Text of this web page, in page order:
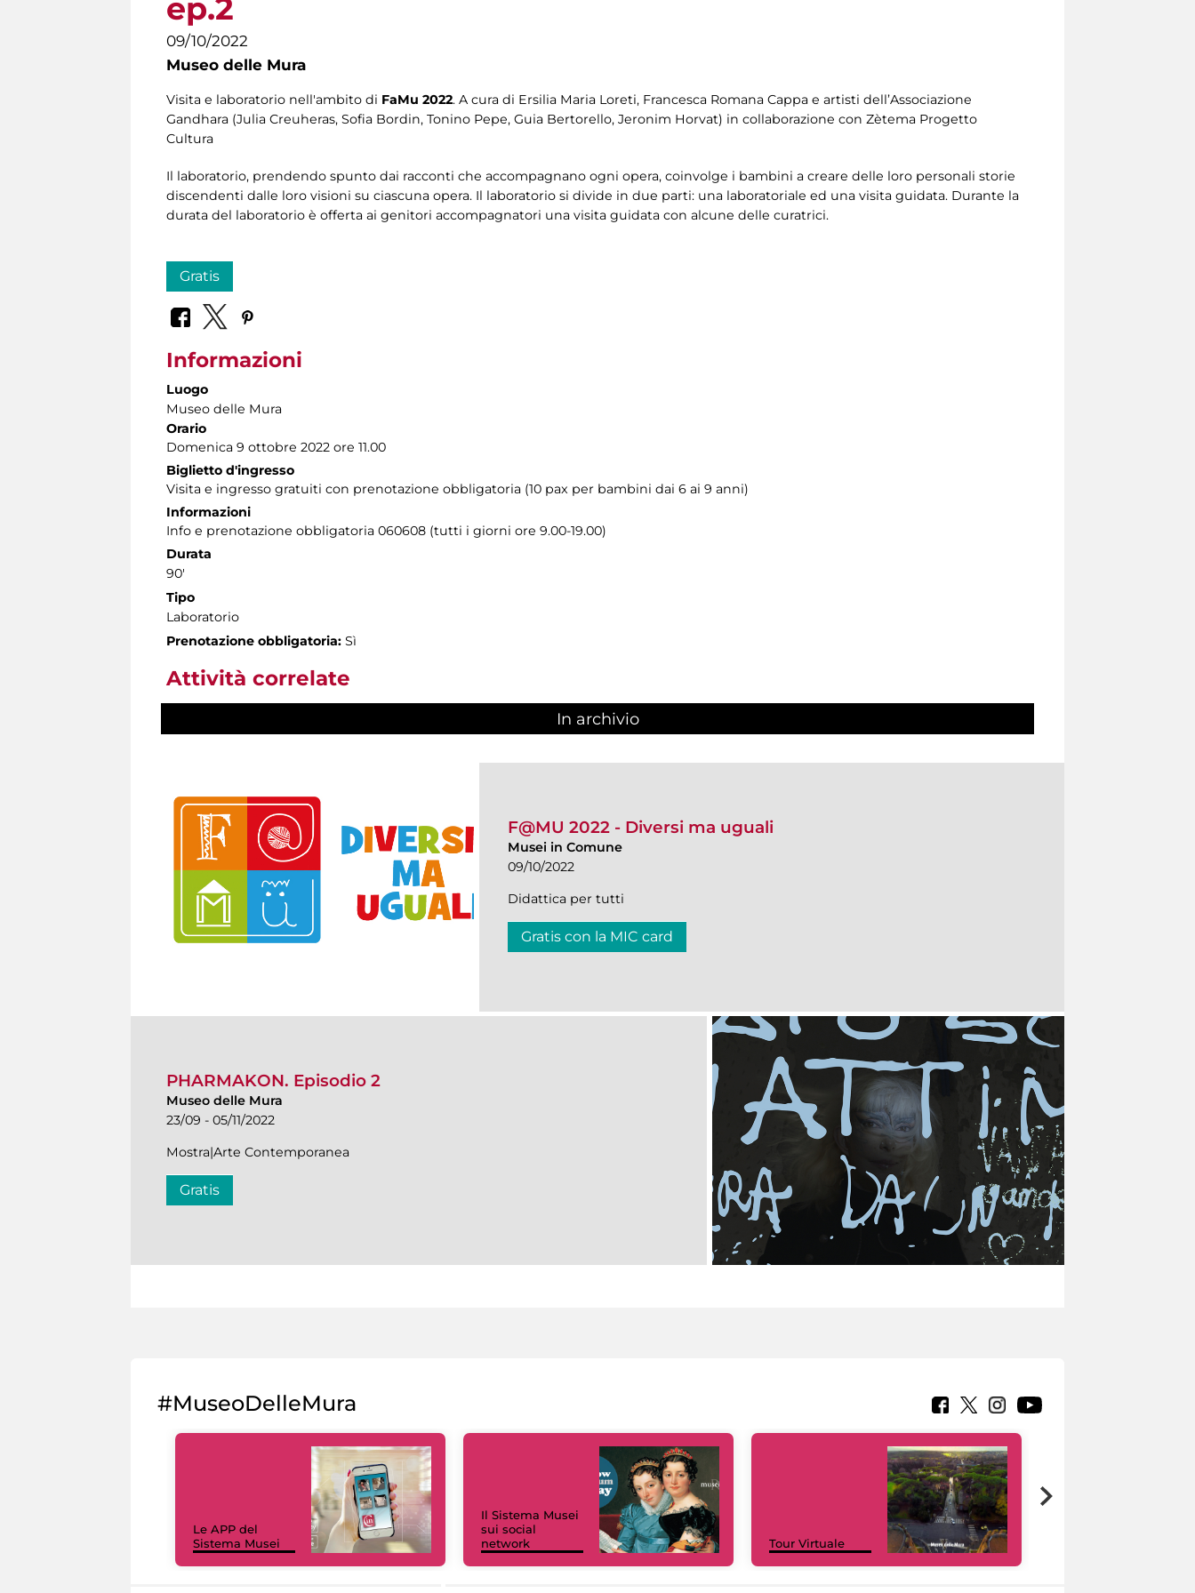
ep.2
09/10/2022
Museo delle Mura
Visita e laboratorio nell'ambito di FaMu 2022. A cura di Ersilia Maria Loreti, Francesca Romana Cappa e artisti dell’Associazione
Gandhara (Julia Creuheras, Sofia Bordin, Tonino Pepe, Guia Bertorello, Jeronim Horvat) in collaborazione con Zètema Progetto
Cultura
Il laboratorio, prendendo spunto dai racconti che accompagnano ogni opera, coinvolge i bambini a creare delle loro personali storie
discendenti dalle loro visioni su ciascuna opera. Il laboratorio si divide in due parti: una laboratoriale ed una visita guidata. Durante la
durata del laboratorio è offerta ai genitori accompagnatori una visita guidata con alcune delle curatrici.
Gratis
Informazioni
Luogo
Museo delle Mura
Orario
Domenica 9 ottobre 2022 ore 11.00
Biglietto d'ingresso
Visita e ingresso gratuiti con prenotazione obbligatoria (10 pax per bambini dai 6 ai 9 anni)
Informazioni
Info e prenotazione obbligatoria 060608 (tutti i giorni ore 9.00-19.00)
Durata
90'
Tipo
Laboratorio
Prenotazione obbligatoria: Sì
Attività correlate
In archivio
F@MU 2022 - Diversi ma uguali
Musei in Comune
09/10/2022
Didattica per tutti
Gratis con la MIC card
PHARMAKON. Episodio 2
Museo delle Mura
23/09 - 05/11/2022
Mostra|Arte Contemporanea
Gratis
#MuseoDelleMura
Le APP del
Sistema Musei
Il Sistema Musei
sui social
network
Tour Virtuale